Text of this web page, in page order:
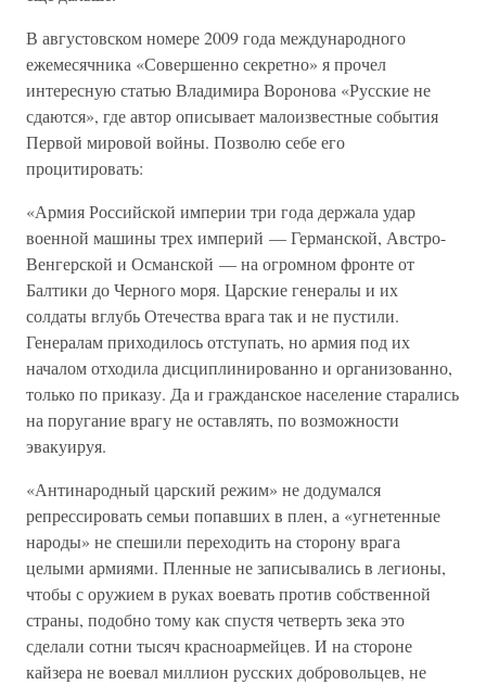
В августовском номере 2009 года международного
ежемесячника «Совершенно секретно» я прочел
интересную статью Владимира Воронова «Русские не
сдаются», где автор описывает малоизвестные события
Первой мировой войны. Позволю себе его
процитировать:
«Армия Российской империи три года держала удар
военной машины трех империй — Германской, Австро-
Венгерской и Османской — на огромном фронте от
Балтики до Черного моря. Царские генералы и их
солдаты вглубь Отечества врага так и не пустили.
Генералам приходилось отступать, но армия под их
началом отходила дисциплинированно и организованно,
только по приказу. Да и гражданское население старались
на поругание врагу не оставлять, по возможности
эвакуируя.
«Антинародный царский режим» не додумался
репрессировать семьи попавших в плен, а «угнетенные
народы» не спешили переходить на сторону врага
целыми армиями. Пленные не записывались в легионы,
чтобы с оружием в руках воевать против собственной
страны, подобно тому как спустя четверть зека это
сделали сотни тысяч красноармейцев. И на стороне
кайзера не воевал миллион русских добровольцев, не